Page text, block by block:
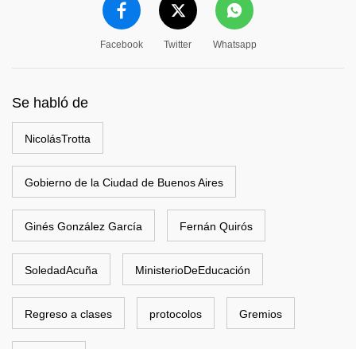
Facebook Twitter Whatsapp
Se habló de
NicolásTrotta
Gobierno de la Ciudad de Buenos Aires
Ginés González García Fernán Quirós
SoledadAcuña MinisterioDeEducación
Regreso a clases protocolos Gremios